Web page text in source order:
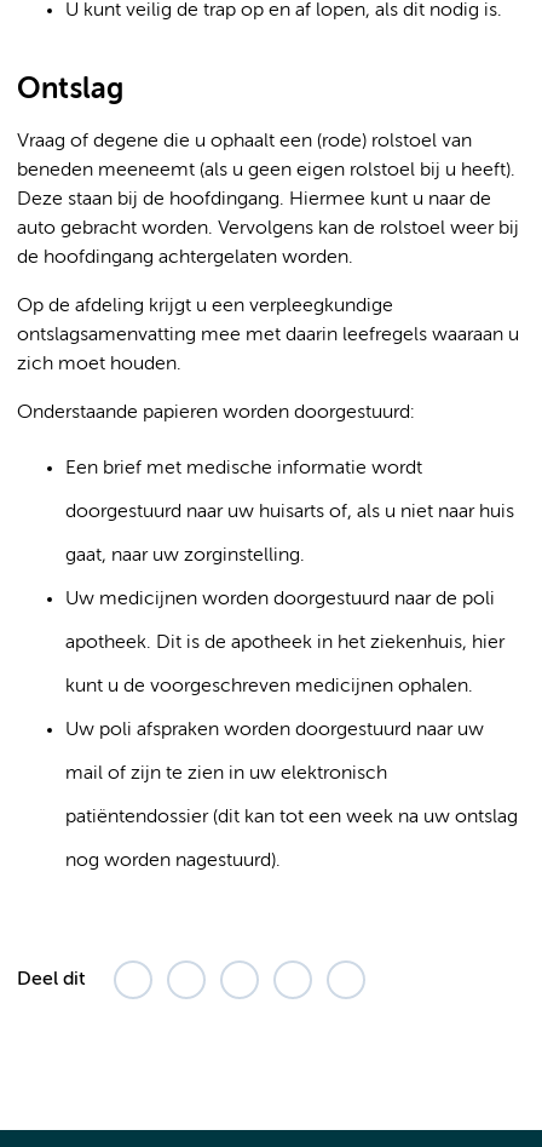
U kunt veilig de trap op en af lopen, als dit nodig is.
Ontslag
Vraag of degene die u ophaalt een (rode) rolstoel van
beneden meeneemt (als u geen eigen rolstoel bij u heeft).
Deze staan bij de hoofdingang. Hiermee kunt u naar de
auto gebracht worden. Vervolgens kan de rolstoel weer bij
de hoofdingang achtergelaten worden.
Op de afdeling krijgt u een verpleegkundige
ontslagsamenvatting mee met daarin leefregels waaraan u
zich moet houden.
Onderstaande papieren worden doorgestuurd:
Een brief met medische informatie wordt
doorgestuurd naar uw huisarts of, als u niet naar huis
gaat, naar uw zorginstelling.
Uw medicijnen worden doorgestuurd naar de poli
apotheek. Dit is de apotheek in het ziekenhuis, hier
kunt u de voorgeschreven medicijnen ophalen.
Uw poli afspraken worden doorgestuurd naar uw
mail of zijn te zien in uw elektronisch
patiëntendossier (dit kan tot een week na uw ontslag
nog worden nagestuurd).
Deel dit